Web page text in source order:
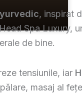
, inspirat
Spa Luxury,
de bine.
tensiunile, iar
masaj al